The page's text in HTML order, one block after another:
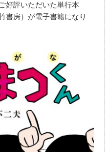
好評いただいた単行本
書房）が電子書籍になり